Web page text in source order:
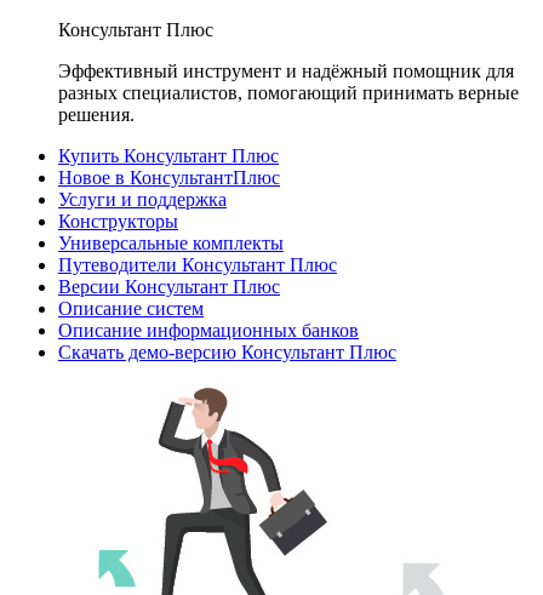
Консультант Плюс
Эффективный инструмент и надёжный помощник для
разных специалистов, помогающий принимать верные
решения.
Купить Консультант Плюс
Новое в КонсультантПлюс
Услуги и поддержка
Конструкторы
Универсальные комплекты
Путеводители Консультант Плюс
Версии Консультант Плюс
Описание систем
Описание информационных банков
Скачать демо-версию Консультант Плюс